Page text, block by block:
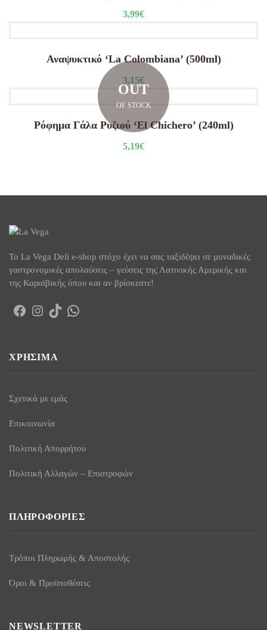
3,99€
Αναψυκτικό ‘La Colombiana’ (500ml)
3,15€
OUT
OF STOCK
Ρόφημα Γάλα Ρυζιού ‘El Chichero’ (240ml)
5,19€
To La Vega Deli e-shop στόχο έχει να σας ταξιδέψει σε μοναδικές
γαστρονομικές απολαύσεις – γεύσεις της Λατινικής Αμερικής και
της Καραϊβικής όπου και αν βρίσκεστε!
Facebook
Instagram
TikTokWhatsApp
ΧΡΉΣΙΜΑ
Σχετικά με εμάς
Επικοινωνία
Πολιτική Απορρήτου
Πολιτική Αλλαγών – Επιστροφών
ΠΛΗΡΟΦΟΡΊΕΣ
Τρόποι Πληρωμής & Αποστολής
Όροι & Προϋποθέσεις
NEWSLETTER